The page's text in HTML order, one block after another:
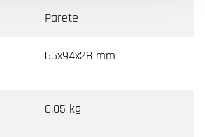
Parete
66x94x28 mm
0.05 kg